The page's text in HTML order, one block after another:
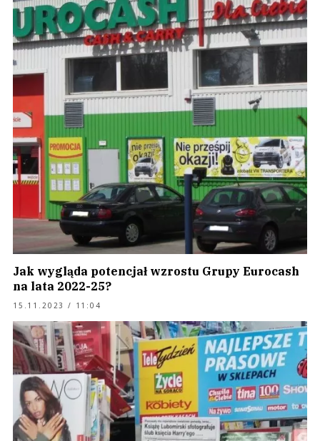
Jak wygląda potencjał wzrostu Grupy Eurocash
na lata 2022-25?
15.11.2023 / 11:04